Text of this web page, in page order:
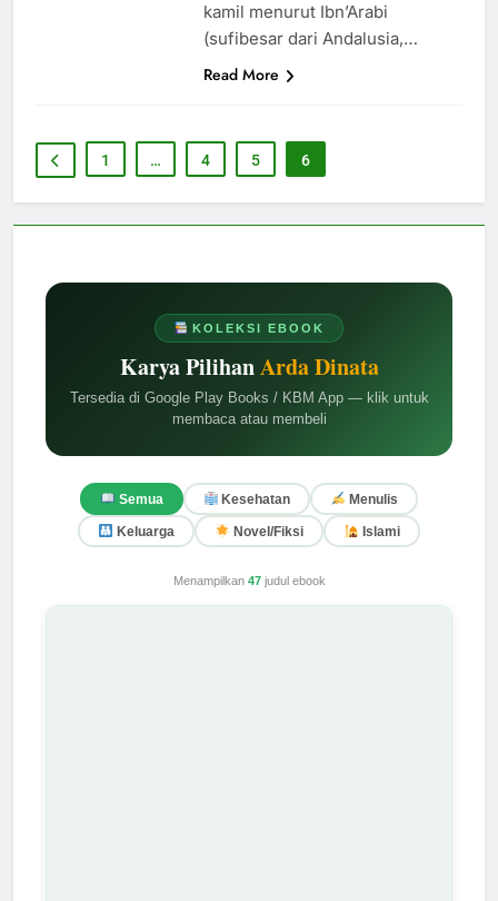
KOLEKSI EBOOK
Karya PilihanArda Dinata
Tersedia di Google Play Books / KBM App — klik untuk
membaca atau membeli
Semua Kesehatan Menulis
Keluarga Novel/Fiksi Islami
Menampilkan 47judul ebook
kamil menurut Ibn’Arabi
(sufibesar dari Andalusia,…
Read More
1 … 4 5 6